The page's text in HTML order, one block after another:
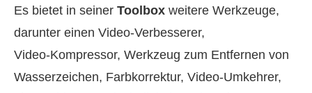
Es bietet in seiner Toolbox weitere Werkzeuge,
darunter einen Video‑Verbesserer,
Video‑Kompressor, Werkzeug zum Entfernen von
Wasserzeichen, Farbkorrektur, Video‑Umkehrer,